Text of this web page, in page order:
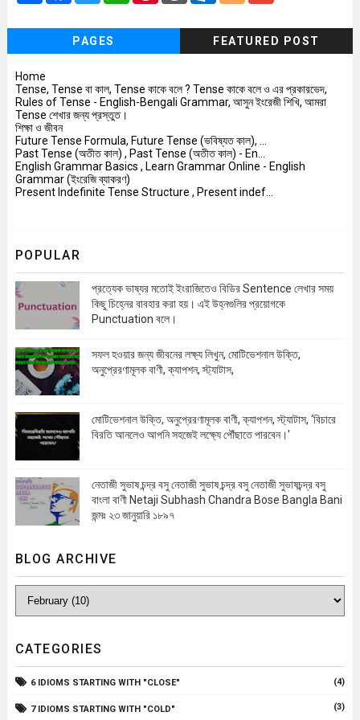
b
o
t
e
t
s
o
o
c
o
g
e
l
PAGES FEATURED POST
Home
Tense, Tense বা কাল, Tense কাকে বলে ? Tense কাকে বলে ও এর প্রকারভেদ,
Rules of Tense - English-Bengali Grammar, আসুন ইংরেজী শিখি, আমরা
Tense শেখার জন্য প্রস্তুত।
শিক্ষা ও জীবন
Future Tense Formula, Future Tense (ভবিষ্যত কাল), ...
Past Tense (অতীত কাল) , Past Tense (অতীত কাল) - En...
English Grammar Basics , Learn Grammar Online - English
Grammar (ইংরেজি ব্যাকরণ)
Present Indefinite Tense Structure , Present indef...
POPULAR
প্রত্যেক ভাষ্যর মতোই ইংরাজিতেও বিডির Sentence লেখার সময়
কিছু চিহ্নের বাবহার করা হয়। এই উহ্নগুলির প্রয়োগকে
Punctuation বলে।
সফল হওয়ার জন্য জীবনের লক্ষ্য লিখুন, মোটিভেশনাল উক্তি,
অনুপ্রেরণামূলক বাণী, ক্যাপশন, স্ট্যাটাস,
মোটিভেশনাল উক্তি, অনুপ্রেরণামূলক বাণী, ক্যাপশন, স্ট্যাটাস, ‘বিচারে
বিরতি আনলেও আপনি সহজেই লক্ষ্যে পৌঁছাতে পারবেন।'
নেতাজী সুভাষ চন্দ্র বসু নেতাজী সুভাষ চন্দ্র বসু নেতাজী সুভাষচন্দ্র বসু
বাংলা বাণী Netaji Subhash Chandra Bose Bangla Bani
জন্মঃ ২৩ জানুয়ারি ১৮৯৭
BLOG ARCHIVE
CATEGORIES
6 IDIOMS STARTING WITH "CLOSE" (4)
7 IDIOMS STARTING WITH "COLD" (3)